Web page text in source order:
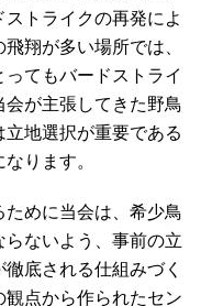
トライクの再発によ
翔が多い場所では、
てもバードストライ
が主張してきた野鳥
地選択が重要である
ります。
めに当会は、希少鳥
ないよう、事前の立
底される仕組みづく
観点から作られたセン